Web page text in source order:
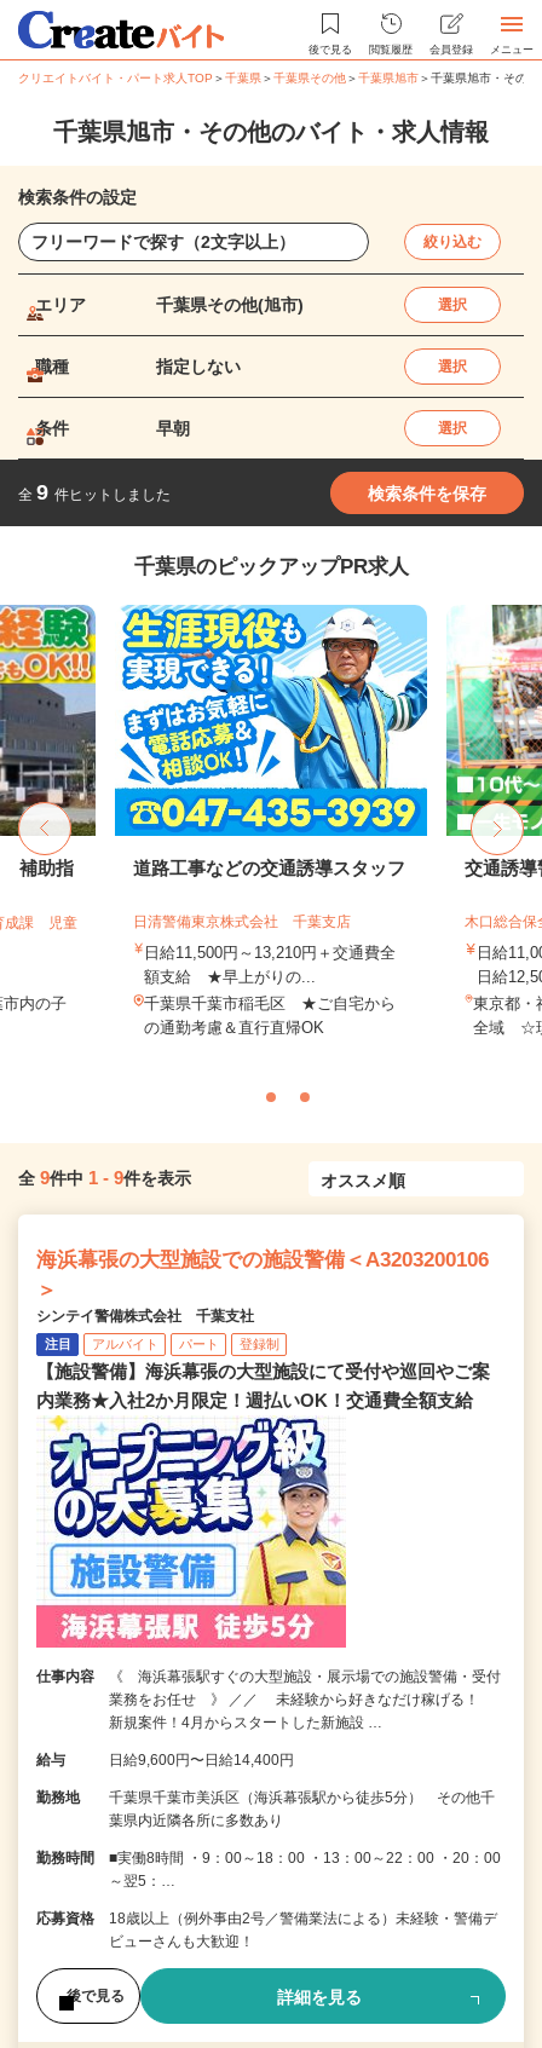
後で見る 閲覧履歴 会員登録 メニュー
クリエイトバイト・パート求人TOP ＞千葉県＞千葉県その他＞千葉県旭市＞千葉県旭市・その
千葉県旭市・その他のバイト・求人情報
検索条件の設定
絞り込む
エリア 千葉県その他(旭市) 選択
職種 指定しない 選択
条件 早朝 選択
全 9 件ヒットしました 検索条件を保存
千葉県のピックアップPR求人
補助指
成課 児童
内の子
道路工事などの交通誘導スタッフ
日清警備東京株式会社 千葉支店
日給11,500円～13,210円＋交通費全
額支給 ★早上がりの...
千葉県千葉市稲毛区 ★ご自宅から
の通勤考慮＆直行直帰OK
交通誘導
木口総合保
日給
日給
東京都・
全域 ☆
全 9件中 1 - 9件を表示
海浜幕張の大型施設での施設警備＜A3203200106
＞
シンテイ警備株式会社 千葉支社
注目 アルバイト パート 登録制
【施設警備】海浜幕張の大型施設にて受付や巡回やご案
内業務★入社2か月限定！週払いOK！交通費全額支給
仕事内容
《 海浜幕張駅すぐの大型施設・展示場での施設警備・受付
業務をお任せ 》 ／／ 未経験から好きなだけ稼げる！
新規案件！4月からスタートした新施設 …
給与 日給9,600円〜日給14,400円
勤務地
千葉県千葉市美浜区（海浜幕張駅から徒歩5分） その他千
葉県内近隣各所に多数あり
勤務時間
■実働8時間 ・9：00～18：00 ・13：00～22：00 ・20：00
～翌5：…
応募資格
18歳以上（例外事由2号／警備業法による）未経験・警備デ
ビューさんも大歓迎！
後で見る 詳細を見る